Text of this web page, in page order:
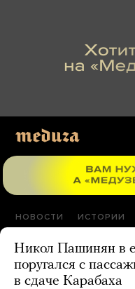
НОВОСТИ ИСТОРИИ
Никол Пашинян в
поругался с
в сдаче Карабаха